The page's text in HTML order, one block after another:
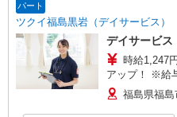
パート
ツクイ福島黒岩（デイサービス）
デイサービ
時給1,247円〜2,029円
アップ！ ※給
福島県福